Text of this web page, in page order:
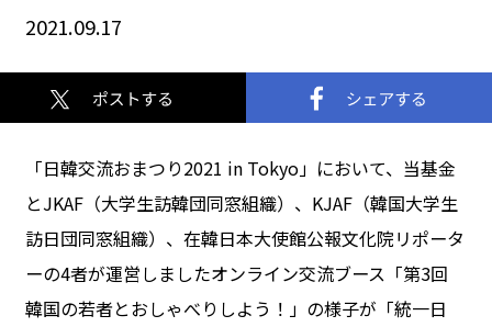
2021.09.17
「日韓交流おまつり2021 in Tokyo」において、当基金
とJKAF（大学生訪韓団同窓組織）、KJAF（韓国大学生
訪日団同窓組織）、在韓日本大使館公報文化院リポータ
ーの4者が運営しましたオンライン交流ブース「第3回
韓国の若者とおしゃべりしよう！」の様子が「統一日